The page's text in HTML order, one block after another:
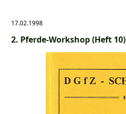
17.02.1998
2. Pferde-Workshop (Heft 10)